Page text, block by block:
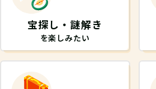
宝探し・謎解き
を楽しみたい